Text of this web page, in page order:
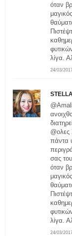
24/03/
όταν
λίγα.
24/03/
@ολες
πάντα
σας
όταν
λίγα.